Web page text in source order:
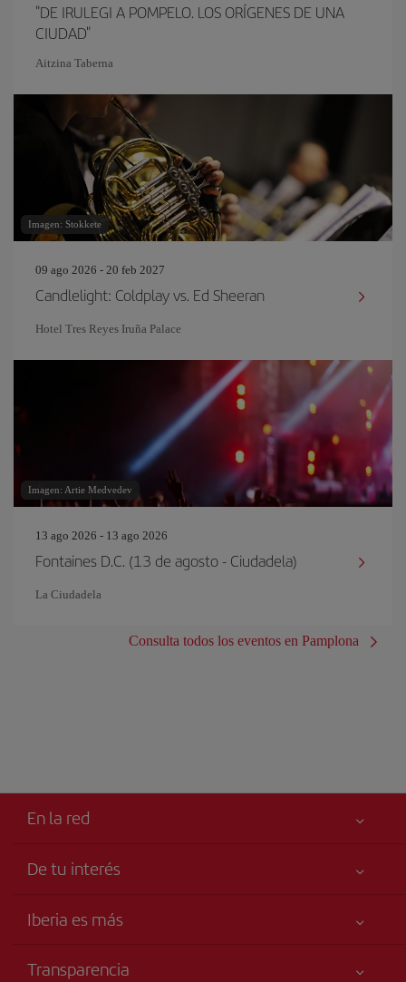
"DE IRULEGI A POMPELO. LOS ORÍGENES DE UNA
CIUDAD"
Aitzina Taberna
Imagen: Stokkete
09 ago 2026 - 20 feb 2027
Candlelight: Coldplay vs. Ed Sheeran
Hotel Tres Reyes Iruña Palace
Imagen: Artie Medvedev
13 ago 2026 - 13 ago 2026
Fontaines D.C. (13 de agosto - Ciudadela)
La Ciudadela
Consulta todos los eventos en Pamplona
En la red
De tu interés
Tu seguridad es lo primero
Iberia es más
Transparencia